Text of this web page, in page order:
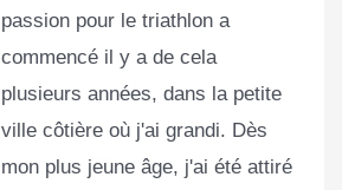
passion pour le triathlon a
commencé il y a de cela
plusieurs années, dans la petite
ville côtière où j'ai grandi. Dès
mon plus jeune âge, j'ai été attiré